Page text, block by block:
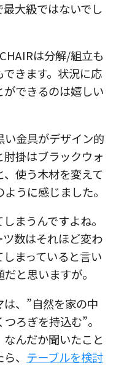
大級ではないでし
は分解/組立も
きます。状況に応
ができるのは嬉しい
金具がデザイン的
掛はブラックウォ
使う木材を変えて
うに感じました。
まうんですよね。
数はそれほど変わ
まっていると言い
と思いますが。
、”自然を家の中
ろぎを持込む”。
んだか聞いたこと
、 テーブルを検討